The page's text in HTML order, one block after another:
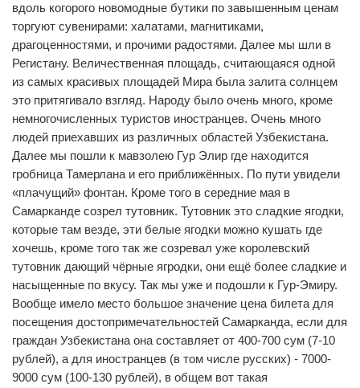
вдоль когорого новомодные бутики по завышенным ценам
торгуют сувенирами: халатами, магнитиками,
драгоценностями, и прочими радостями. Далее мы шли в
Регистану. Величественная площадь, считающаяся одной
из самых красивых площадей Мира была залита солнцем
это притягивало взгляд. Народу было очень много, кроме
немногочисленных туристов иностранцев. Очень много
людей приехавших из различных областей Узбекистана.
Далее мы пошли к мавзолею Гур Элир где находится
гробница Тамерлана и его приближённых. По пути увидели
«плачущий» фонтан. Кроме того в середние мая в
Самарканде созрел тутовник. Тутовник это сладкие ягодки,
которые там везде, эти белые ягодки можно кушать где
хочешь, кроме того так же созревал уже королевский
тутовник дающий чёрные ягродки, они ещё более сладкие и
насыщенные по вкусу. Так мы уже и подошли к Гур-Эмиру.
Вообще имело место большое значение цена билета для
посещения достопримечательностей Самарканда, если для
граждан Узбекистана она составляет от 400-700 сум (7-10
рублей), а для иностранцев (в том числе русских) - 7000-
9000 сум (100-130 рублей), в общем вот такая